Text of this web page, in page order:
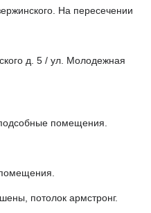
На пересечении
д. 5 / ул. Молодежная
помещения.
потолок армстронг.